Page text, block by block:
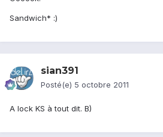
Sandwich* :)
sian391
Posté(e) 5 octobre 2011
A lock KS à tout dit. B)